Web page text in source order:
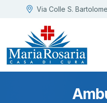
Via Colle S.